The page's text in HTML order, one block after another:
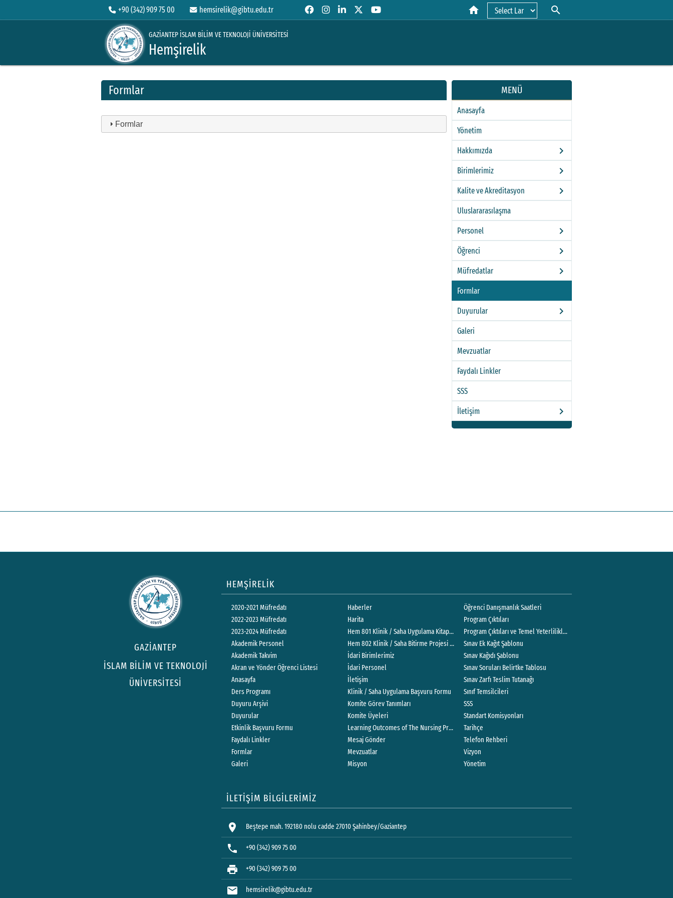
+90 (342) 909 75 00 hemsirelik@gibtu.edu.tr home search
GAZİANTEP İSLAM BİLİM VE TEKNOLOJİ ÜNİVERSİTESİ
Hemşirelik
Formlar
Formlar
MENÜ
Anasayfa
Yönetim
Hakkımızda keyboard_arrow_right
Birimlerimiz keyboard_arrow_right
Kalite ve Akreditasyon keyboard_arrow_right
Uluslararasılaşma
Personel keyboard_arrow_right
Öğrenci keyboard_arrow_right
Müfredatlar keyboard_arrow_right
Formlar
Duyurular keyboard_arrow_right
Galeri
Mevzuatlar
Faydalı Linkler
SSS
İletişim keyboard_arrow_right
GAZİANTEP
İSLAM BİLİM VE TEKNOLOJİ
ÜNİVERSİTESİ
HEMŞİRELİK
2020-2021 Müfredatı
2022-2023 Müfredatı
2023-2024 Müfredatı
Akademik Personel
Akademik Takvim
Akran ve Yönder Öğrenci Listesi
Anasayfa
Ders Programı
Duyuru Arşivi
Duyurular
Etkinlik Başvuru Formu
Faydalı Linkler
Formlar
Galeri
Haberler
Harita
Hem 801 Klinik / Saha Uygulama Kitapçığı
Hem 802 Klinik / Saha Bitirme Projesi Değerlendirme Rehberi
İdari Birimlerimiz
İdari Personel
İletişim
Klinik / Saha Uygulama Başvuru Formu
Komite Görev Tanımları
Komite Üyeleri
Learning Outcomes of The Nursing Program
Mesaj Gönder
Mevzuatlar
Misyon
Öğrenci Danışmanlık Saatleri
Program Çıktıları
Program Çıktıları ve Temel Yeterlilikler Çerçevesi İlişkisi
Sınav Ek Kağıt Şablonu
Sınav Kağıdı Şablonu
Sınav Soruları Belirtke Tablosu
Sınav Zarfı Teslim Tutanağı
Sınıf Temsilcileri
SSS
Standart Komisyonları
Tarihçe
Telefon Rehberi
Vizyon
Yönetim
İLETİŞİM BİLGİLERİMİZ
location_on Beştepe mah. 192180 nolu cadde 27010 Şahinbey/Gaziantep
phone +90 (342) 909 75 00
print +90 (342) 909 75 00
mail hemsirelik@gibtu.edu.tr